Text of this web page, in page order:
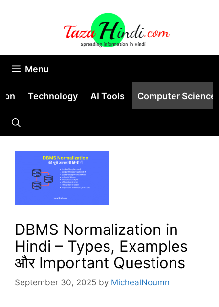
Menu
Technology AI Tools Computer Science
DBMS Normalization in
Hindi – Types, Examples
और Important Questions
September 30, 2025 by MichealNoumn